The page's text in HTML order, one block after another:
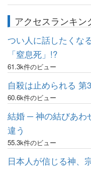
アクセスランキン
つい人に話したくな
「窒息死」!?
61.3k件のビュー
自殺は止められる
60.6k件のビュー
結婚 ─ 神の結びあわ
違う
55.3k件のビュー
日本人が信じる神、